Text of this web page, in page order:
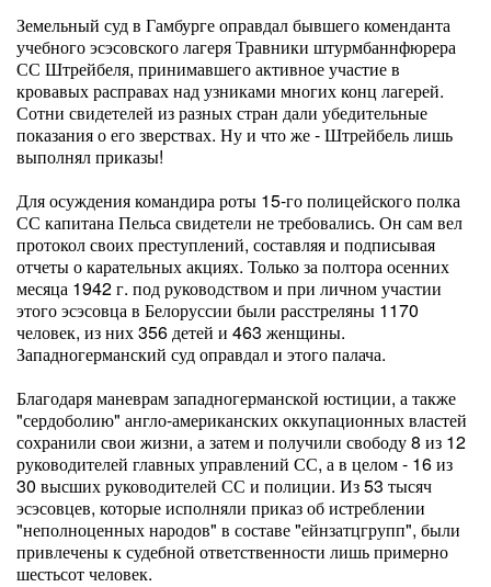
Земельный суд в Гамбурге оправдал бывшего коменданта
учебного эсэсовского лагеря Травники штурмбаннфюрера
СС Штрейбеля, принимавшего активное участие в
кровавых расправах над узниками многих конц лагерей.
Сотни свидетелей из разных стран дали убедительные
показания о его зверствах. Ну и что же - Штрейбель лишь
выполнял приказы!
Для осуждения командира роты 15-го полицейского полка
СС капитана Пельса свидетели не требовались. Он сам вел
протокол своих преступлений, составляя и подписывая
отчеты о карательных акциях. Только за полтора осенних
месяца 1942 г. под руководством и при личном участии
этого эсэсовца в Белоруссии были расстреляны 1170
человек, из них 356 детей и 463 женщины.
Западногерманский суд оправдал и этого палача.
Благодаря маневрам западногерманской юстиции, а также
"сердоболию" англо-американских оккупационных властей
сохранили свои жизни, а затем и получили свободу 8 из 12
руководителей главных управлений СС, а в целом - 16 из
30 высших руководителей СС и полиции. Из 53 тысяч
эсэсовцев, которые исполняли приказ об истреблении
"неполноценных народов" в составе "ейнзатцгрупп", были
привлечены к судебной ответственности лишь примерно
шестьсот человек.